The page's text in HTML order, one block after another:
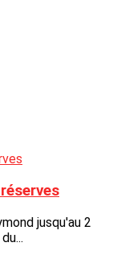
jusqu'au 2